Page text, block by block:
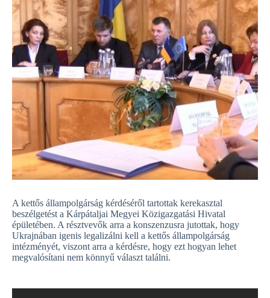
A kettős állampolgárság kérdéséről tartottak kerekasztal
beszélgetést a Kárpátaljai Megyei Közigazgatási Hivatal
épületében. A résztvevők arra a konszenzusra jutottak, hogy
Ukrajnában igenis legalizálni kell a kettős állampolgárság
intézményét, viszont arra a kérdésre, hogy ezt hogyan lehet
megvalósítani nem könnyű választ találni.